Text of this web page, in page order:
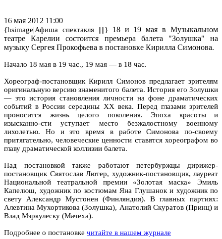
16 мая 2012 11:00
{hsimage|Афиша спектакля ||||} 18 и 19 мая в Музыкальном
театре Карелии состоится премьера балета "Золушка" на
музыку Сергея Прокофьева в постановке Кирилла Симонова.
Начало 18 мая в 19 час., 19 мая — в 18 час.
Хореограф-постановщик Кирилл Симонов предлагает зрителям
оригинальную версию знаменитого балета. История его Золушки
— это история становления личности на фоне драматических
событий в России середины XX века. Перед глазами зрителей
проносится жизнь целого поколения. Эпоха красоты и
изысканно-сти уступает место безжалостному военному
лихолетью. Но и это время в работе Симонова по-своему
притягательно, человеческие ценности ставятся хореографом во
главу драматической коллизии балета.
Над постановкой также работают петербуржцы дирижер-
постановщик Святослав Лютер, художник-постановщик, лауреат
Национальной театральной премии «Золотая маска» Эмиль
Капелюш, художник по костюмам Яна Глушанок и художник по
свету Александр Мустонен (Финляндия). В главных партиях:
Алевтина Мухортикова (Золушка), Анатолий Скуратов (Принц) и
Влад Мэркулеску (Мачеха).
Подробнее о постановке читайте в нашем журнале